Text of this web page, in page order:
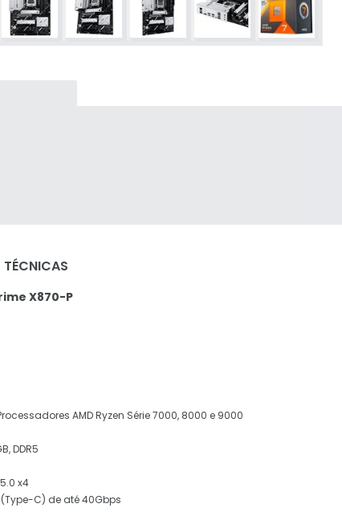
TÉCNICAS
X870-P
AMD Ryzen Série 7000, 8000 e 9000
DDR5
x4
C) de até 40Gbps